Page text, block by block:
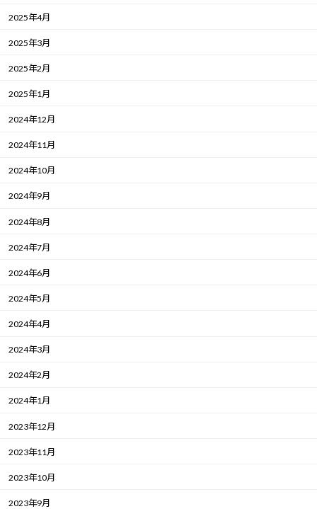
2025年4月
2025年3月
2025年2月
2025年1月
2024年12月
2024年11月
2024年10月
2024年9月
2024年8月
2024年7月
2024年6月
2024年5月
2024年4月
2024年3月
2024年2月
2024年1月
2023年12月
2023年11月
2023年10月
2023年9月